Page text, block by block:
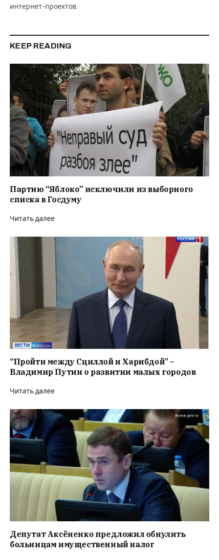
интернет-проектов.
KEEP READING
Партию “Яблоко” исключили из выборного
списка в Госдуму
Читать далее
“Пройти между Сциллой и Харибдой” –
Владимир Путин о развитии малых городов
Читать далее
Депутат Аксёненко предложил обнулить
больницам имущественный налог